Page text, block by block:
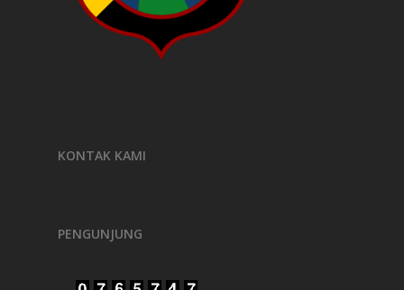
KONTAK KAMI
PENGUNJUNG